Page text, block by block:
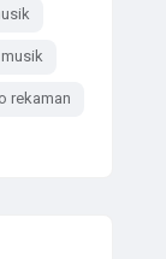
musik
rekaman